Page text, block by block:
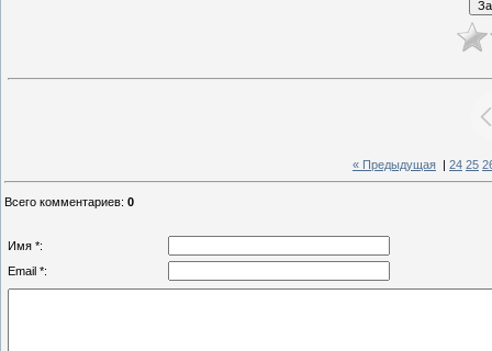
« Предыдущая 24 25
Всего комментариев: 0
Имя *:
Email *: